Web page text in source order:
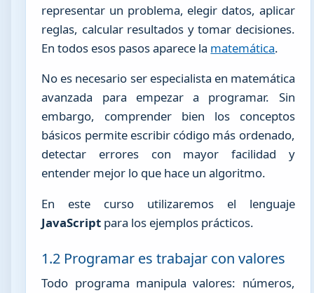
representar un problema, elegir datos, aplicar
reglas, calcular resultados y tomar decisiones.
En todos esos pasos aparece la matemática.
No es necesario ser especialista en matemática
avanzada para empezar a programar. Sin
embargo, comprender bien los conceptos
básicos permite escribir código más ordenado,
detectar errores con mayor facilidad y
entender mejor lo que hace un algoritmo.
En este curso utilizaremos el lenguaje
JavaScript para los ejemplos prácticos.
1.2 Programar es trabajar con valores
Todo programa manipula valores: números,